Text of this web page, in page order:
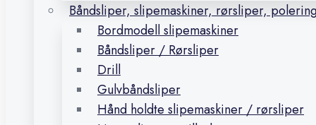
Båndsliper, slipemaskiner, rørsliper,
Bordmodell slipemaskiner
Båndsliper / Rørsliper
Drill
Gulvbåndsliper
Hånd holdte slipemaskiner / rørsliper